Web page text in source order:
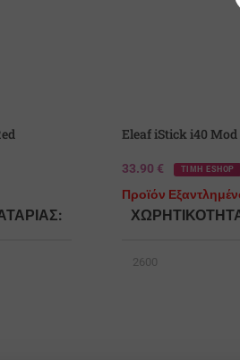
SOLD
OUT
Eleaf iStick i40
33.90 € ΤΙΜΗ ESHOP
Προϊόν
2600